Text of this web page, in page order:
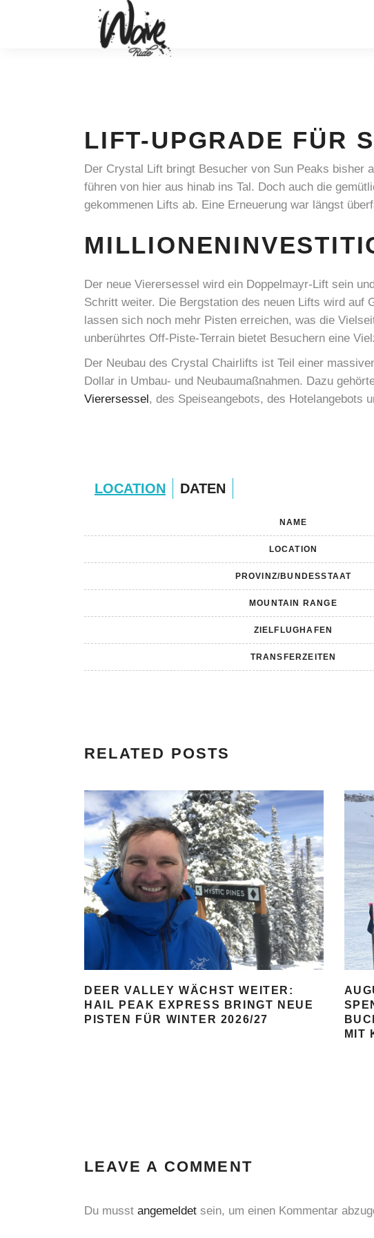
LIFT-UPGRADE FÜR
Der Crystal Lift bringt Besucher von Sun Peaks bisher
führen von hier aus hinab ins Tal. Doch auch die
gekommenen Lifts ab. Eine Erneuerung war längst
Der neue Vierersessel wird ein Doppelmayr-Lift sein
Schritt weiter. Die Bergstation des neuen Lifts wird auf
lassen sich noch mehr Pisten erreichen, was die
unberührtes Off-Piste-Terrain bietet Besuchern eine
Der Neubau des Crystal Chairlifts ist Teil einer
Dollar in Umbau- und Neubaumaßnahmen. Dazu
Vierersessel, des Speiseangebots, des Hotelangebots
LOCATION DATEN
NAME
LOCATION
PROVINZ/BUNDESSTAAT
MOUNTAIN RANGE
ZIELFLUGHAFEN
TRANSFERZEITEN
RELATED POSTS
DEER VALLEY WÄCHST WEITER:
HAIL PEAK EXPRESS BRINGT NEUE
PISTEN FÜR WINTER 2026/27
MIT
LEAVE A COMMENT
Du musst angemeldet sein, um einen Kommentar